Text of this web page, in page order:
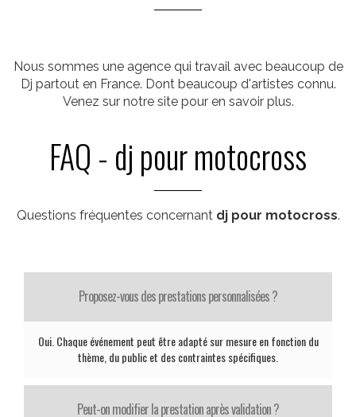
Nous sommes une agence qui travail avec beaucoup de
Dj partout en France. Dont beaucoup d'artistes connu.
Venez sur notre site pour en savoir plus.
FAQ - dj pour motocross
Questions fréquentes concernant dj pour motocross.
Proposez-vous des prestations personnalisées ?
Oui. Chaque événement peut être adapté sur mesure en fonction du
thème, du public et des contraintes spécifiques.
Peut-on modifier la prestation après validation ?